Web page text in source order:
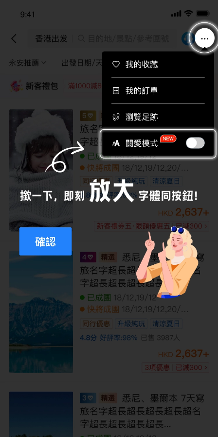
下載
永安推薦 出發日期/天數 途徑景點
新客禮包 每位即減220 每位即減160 每位即減120
LUUIT16EL
南美洲三國 巴西、秘魯、阿根廷16天精選
之旅 /乘登山火車遊覽馬丘比丘古城/乘坐
小型觀光飛機，鳥瞰納斯卡神秘線條/住宿
於伊瓜蘇大瀑布區內酒店，遊覽巴西境內
瀑布園區，河、陸、空不同角度暢玩【優
遊全包】
快將成團 23/11
全包價
無購物
HKD 119,999 HKD 99,999
限額優惠
已減
到底啦